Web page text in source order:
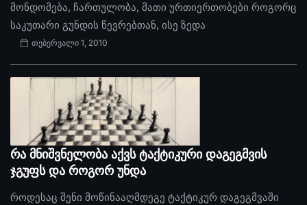
მონდომება, ჩართულობა, მათი ურთიერთობები როგორც
საკუთარი გუნდის წევრებთან, ისე ზედა
თებერვალი 1, 2010
რა მნიშვნელობა აქვს ტაქტიკური დაგეგმვის
ჯგუფს და როგორ უნდა
როდესაც შენი მოწინააღმდეგე ტაქტიკურ დაგეგმვაში